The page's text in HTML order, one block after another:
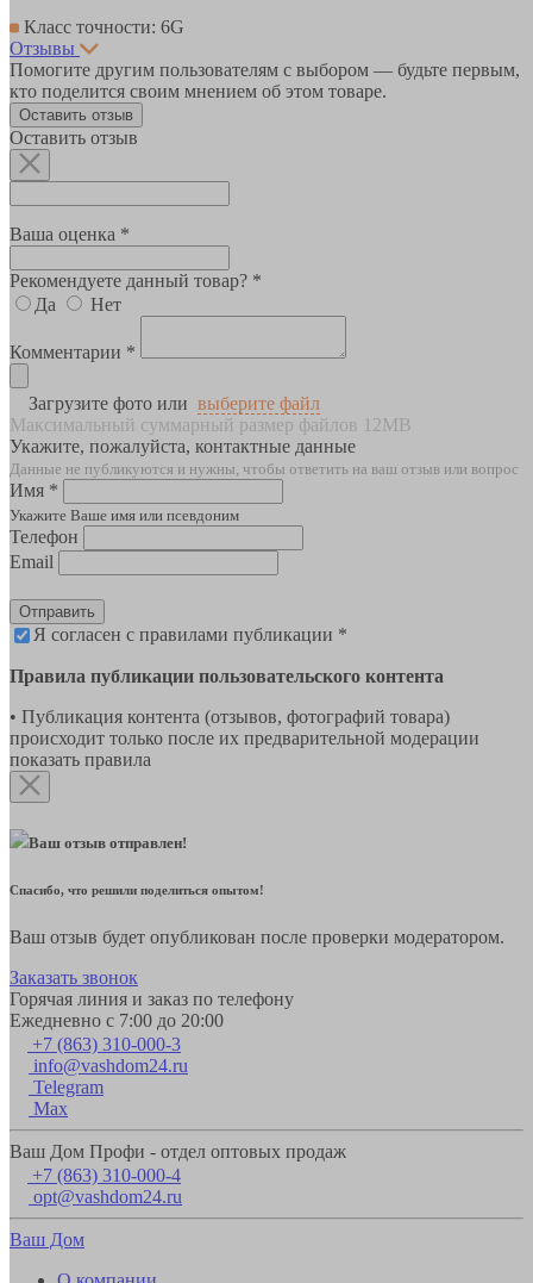
Класс точности: 6G
Отзывы
Помогите другим пользователям с выбором — будьте первым,
кто поделится своим мнением об этом товаре.
Оставить отзыв
Оставить отзыв
Ваша оценка *
Рекомендуете данный товар? *
Да
Нет
Комментарии *
Загрузите фото или выберите файл
Максимальный суммарный размер файлов 12MB
Укажите, пожалуйста, контактные данные
Данные не публикуются и нужны, чтобы ответить на ваш отзыв или вопрос
Имя *
Укажите Ваше имя или псевдоним
Телефон
Email
Отправить
Я согласен с правилами публикации *
Правила публикации пользовательского контента
• Публикация контента (отзывов, фотографий товара)
происходит только после их предварительной модерации
показать правила
Ваш отзыв отправлен!
Спасибо, что решили поделиться опытом!
Ваш отзыв будет опубликован после проверки модератором.
Заказать звонок
Горячая линия и заказ по телефону
Ежедневно с 7:00 до 20:00
+7 (863) 310-000-3
info@vashdom24.ru
Telegram
Max
Ваш Дом Профи - отдел оптовых продаж
+7 (863) 310-000-4
opt@vashdom24.ru
Ваш Дом